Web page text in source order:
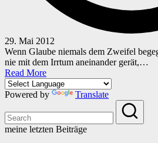
29. Mai 2012
Wenn Glaube niemals dem Zweifel
nie mit dem Irrtum aneinander gerät,…
Read More
Powered by Translate
meine letzten Beiträge